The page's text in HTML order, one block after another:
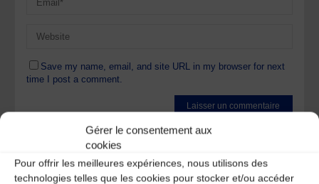
Gérer le consentement aux
cookies
Pour offrir les meilleures expériences, nous utilisons des
technologies telles que les cookies pour stocker et/ou accéder
Save my name, email, and site URL in my browser for next
time I post a comment.
Ce site utilise Akismet pour réduire les indésirables.
savoir plus sur la façon dont les données de vos
commentaires sont traitées.